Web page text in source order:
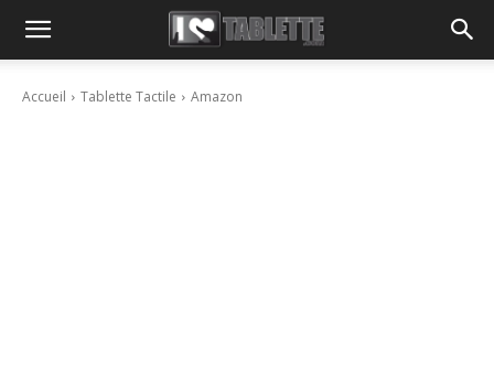
Accueil Tablette Tactile Amazon